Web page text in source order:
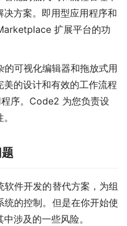
方案。即用型应用程序和
扩展平台的功
可视化编辑器和拖放式用
美的设计和有效的工作流程
序。Code2 为您负责设
件开发的替代方案，为组
的控制。但是在你开始使
涉及的一些风险。